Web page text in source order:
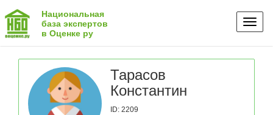
Национальная
база экспертов
в Оценке ру
Тарасов
Константин
ID: 2209